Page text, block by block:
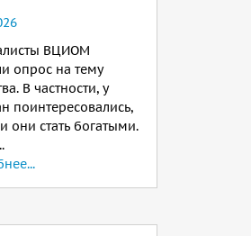
ВЦИОМ
опрос на тему
В частности, у
поинтересовались,
они стать богатыми.